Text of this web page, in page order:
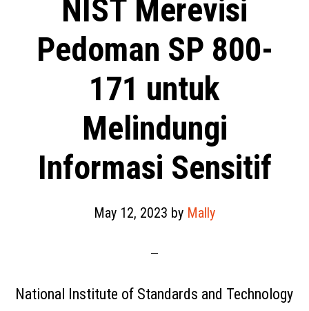
NIST Merevisi
Pedoman SP 800-
171 untuk
Melindungi
Informasi Sensitif
May 12, 2023 by Mally
National Institute of Standards and Technology